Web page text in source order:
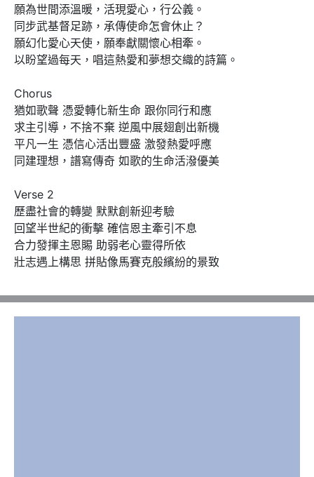
願為世間添溫暖，活現愛心，行公義。
同步武基督足跡，承傳使命怎會休止？
願幻化愛心天使，願奉獻關懷心相牽。
以盼望過每天，唱這熱愛和夢想交織的詩篇。
Chorus
猶如歌聲 憑愛轉化新生命 跟你同行和應
求主引導，不捨不棄 逆風中展翅創出新機
平凡一生 憑信心活出豐盛 激發熱愛呼應
同建理想，譜寫傳奇 如歌的生命活潑優美
Verse 2
歷盡社會的轉變 默默創新迎考驗
回望半世紀的衝擊 確信恩主牽引不息
合力發揮主恩賜 助弱老心靈得所依
壯志遇上構思 拼貼像馬賽克般繽紛的景致